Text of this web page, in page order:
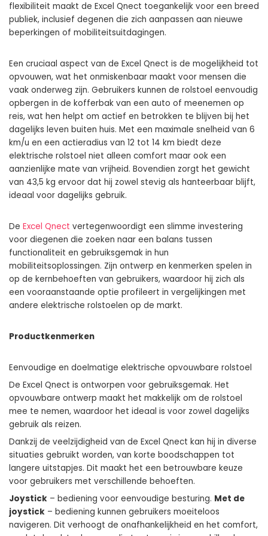
flexibiliteit maakt de Excel Qnect toegankelijk voor een breed
publiek, inclusief degenen die zich aanpassen aan nieuwe
beperkingen of mobiliteitsuitdagingen.
Een cruciaal aspect van de Excel Qnect is de mogelijkheid tot
opvouwen, wat het onmiskenbaar maakt voor mensen die
vaak onderweg zijn. Gebruikers kunnen de rolstoel eenvoudig
opbergen in de kofferbak van een auto of meenemen op
reis, wat hen helpt om actief en betrokken te blijven bij het
dagelijks leven buiten huis. Met een maximale snelheid van 6
km/u en een actieradius van 12 tot 14 km biedt deze
elektrische rolstoel niet alleen comfort maar ook een
aanzienlijke mate van vrijheid. Bovendien zorgt het gewicht
van 43,5 kg ervoor dat hij zowel stevig als hanteerbaar blijft,
ideaal voor dagelijks gebruik.
De Excel Qnect vertegenwoordigt een slimme investering
voor diegenen die zoeken naar een balans tussen
functionaliteit en gebruiksgemak in hun
mobiliteitsoplossingen. Zijn ontwerp en kenmerken spelen in
op de kernbehoeften van gebruikers, waardoor hij zich als
een vooraanstaande optie profileert in vergelijkingen met
andere elektrische rolstoelen op de markt.
Productkenmerken
Eenvoudige en doelmatige elektrische opvouwbare rolstoel
De Excel Qnect is ontworpen voor gebruiksgemak. Het
opvouwbare ontwerp maakt het makkelijk om de rolstoel
mee te nemen, waardoor het ideaal is voor zowel dagelijks
gebruik als reizen.
Dankzij de veelzijdigheid van de Excel Qnect kan hij in diverse
situaties gebruikt worden, van korte boodschappen tot
langere uitstapjes. Dit maakt het een betrouwbare keuze
voor gebruikers met verschillende behoeften.
Joystick – bediening voor eenvoudige besturing. Met de
joystick – bediening kunnen gebruikers moeiteloos
navigeren. Dit verhoogt de onafhankelijkheid en het comfort,